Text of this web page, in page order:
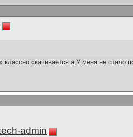
классно скачивается а,У меня не
admin